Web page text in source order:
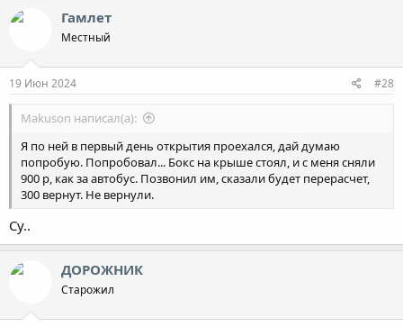
Гамлет
Местный
19 Июн 2024 #28
Makuson написал(а):
Я по ней в первый день открытия проехался, дай думаю
попробую. Попробовал... Бокс на крыше стоял, и с меня сняли
900 р, как за автобус. Позвонил им, сказали будет перерасчет,
300 вернут. Не вернули.
Су..
ДОРОЖНИК
Старожил